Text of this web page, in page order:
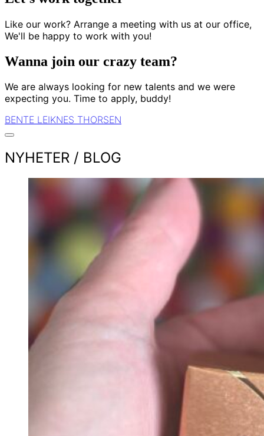
Like our work? Arrange a meeting with us at our office,
We'll be happy to work with you!
Wanna join our crazy team?
We are always looking for new talents and we were
expecting you. Time to apply, buddy!
BENTE LEIKNES THORSEN
NYHETER / BLOG